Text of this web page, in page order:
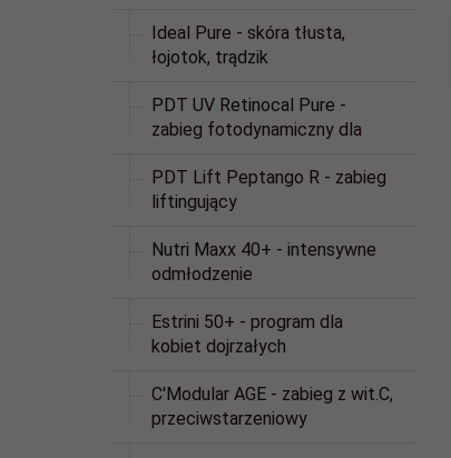
Ideal Pure - skóra tłusta,
łojotok, trądzik
PDT UV Retinocal Pure -
zabieg fotodynamiczny dla
PDT Lift Peptango R - zabieg
liftingujący
Nutri Maxx 40+ - intensywne
odmłodzenie
Estrini 50+ - program dla
kobiet dojrzałych
C'Modular AGE - zabieg z wit.C,
przeciwstarzeniowy